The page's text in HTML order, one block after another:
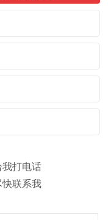
我打电话
快联系我